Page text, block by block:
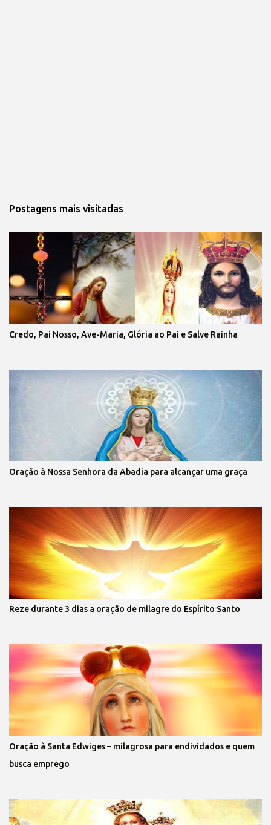
Postagens mais visitadas
Credo, Pai Nosso, Ave-Maria, Glória ao Pai e Salve Rainha
Oração à Nossa Senhora da Abadia para alcançar uma graça
Reze durante 3 dias a oração de milagre do Espírito Santo
Oração à Santa Edwiges – milagrosa para endividados e quem
busca emprego